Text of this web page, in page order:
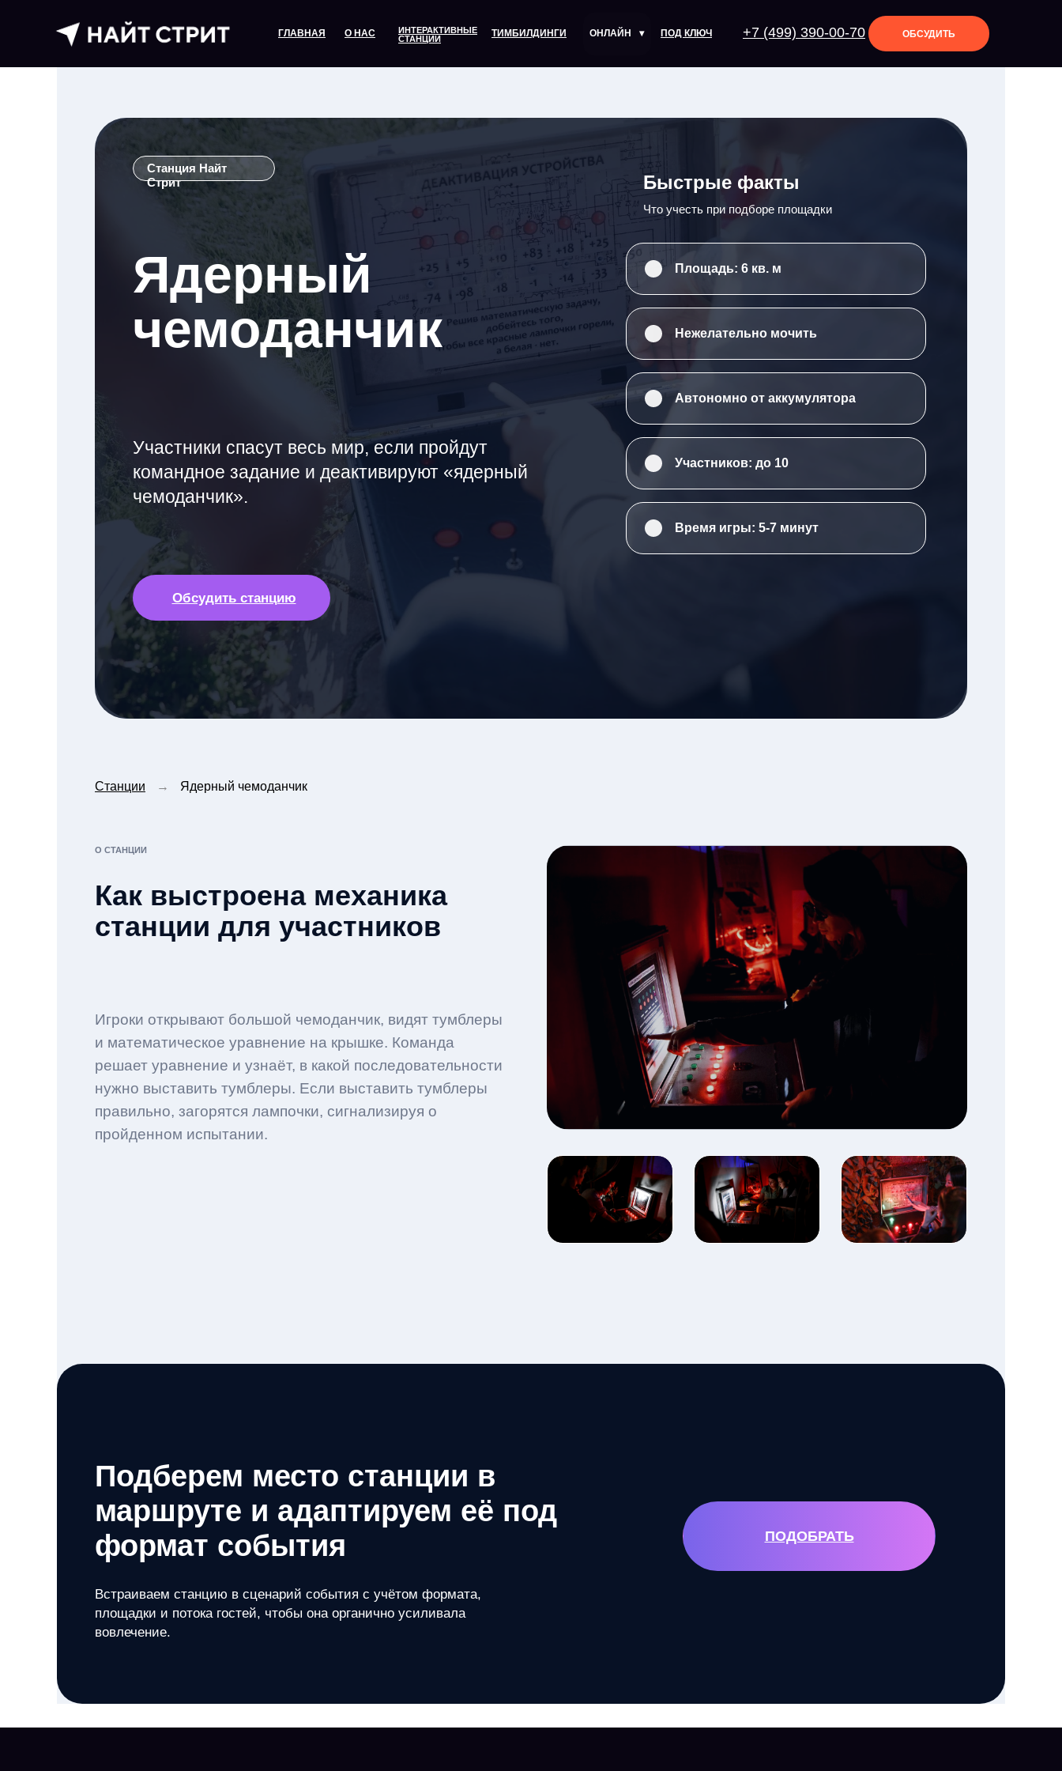
+7 (499) 390-00-70 ОБСУДИТЬ
ПОД КЛЮЧ
▾
ОНЛАЙН
ТИМБИЛДИНГИ
ИНТЕРАКТИВНЫЕ
СТАНЦИИ
О НАС
ГЛАВНАЯ
Станция Найт
Стрит
Ядерный
чемоданчик
Участники спасут весь мир, если пройдут
командное задание и деактивируют «ядерный
чемоданчик».
Обсудить станцию
Быстрые факты
Что учесть при подборе площадки
Площадь: 6 кв. м
Нежелательно мочить
Автономно от аккумулятора
Участников: до 10
Время игры: 5-7 минут
Станции Ядерный чемоданчик
→
О СТАНЦИИ
Как выстроена механика
станции для участников
Игроки открывают большой чемоданчик, видят тумблеры
и математическое уравнение на крышке. Команда
решает уравнение и узнаёт, в какой последовательности
нужно выставить тумблеры. Если выставить тумблеры
правильно, загорятся лампочки, сигнализируя о
пройденном испытании.
Подберем место станции в
маршруте и адаптируем её под
формат события
Встраиваем станцию в сценарий события с учётом формата,
площадки и потока гостей, чтобы она органично усиливала
вовлечение.
ПОДОБРАТЬ